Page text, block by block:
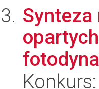
Synteza
Konkurs: